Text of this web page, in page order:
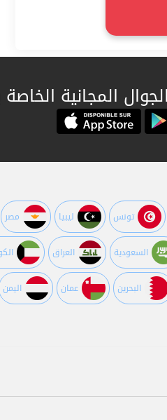
المجانية الخاصة
تونس ليبيا مصر
السعودية العراق
البحرين عمان اليمن